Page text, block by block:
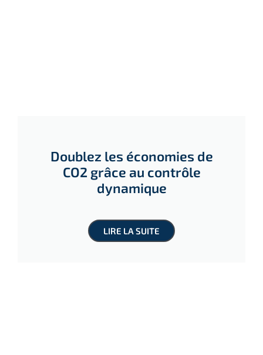
Doublez les économies de
CO2 grâce au contrôle
dynamique
LIRE LA SUITE